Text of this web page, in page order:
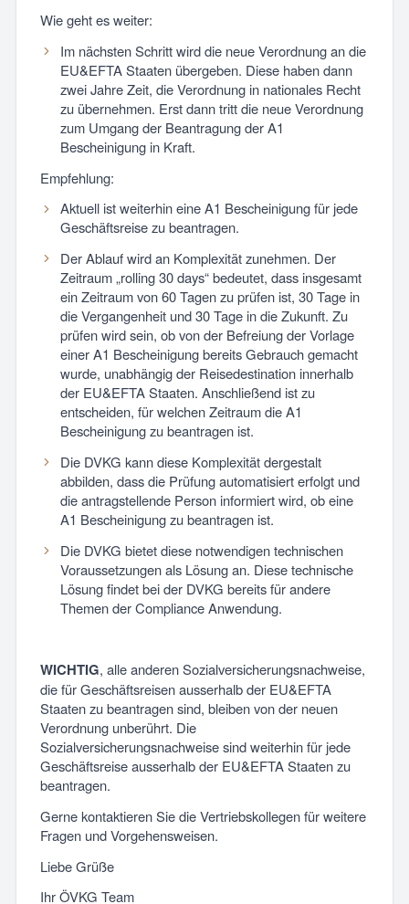
Wie geht es weiter:
Im nächsten Schritt wird die neue Verordnung an die
EU&EFTA Staaten übergeben. Diese haben dann
zwei Jahre Zeit, die Verordnung in nationales Recht
zu übernehmen. Erst dann tritt die neue Verordnung
zum Umgang der Beantragung der A1
Bescheinigung in Kraft.
Empfehlung:
Aktuell ist weiterhin eine A1 Bescheinigung für jede
Geschäftsreise zu beantragen.
Der Ablauf wird an Komplexität zunehmen. Der
Zeitraum „rolling 30 days“ bedeutet, dass insgesamt
ein Zeitraum von 60 Tagen zu prüfen ist, 30 Tage in
die Vergangenheit und 30 Tage in die Zukunft. Zu
prüfen wird sein, ob von der Befreiung der Vorlage
einer A1 Bescheinigung bereits Gebrauch gemacht
wurde, unabhängig der Reisedestination innerhalb
der EU&EFTA Staaten. Anschließend ist zu
entscheiden, für welchen Zeitraum die A1
Bescheinigung zu beantragen ist.
Die DVKG kann diese Komplexität dergestalt
abbilden, dass die Prüfung automatisiert erfolgt und
die antragstellende Person informiert wird, ob eine
A1 Bescheinigung zu beantragen ist.
Die DVKG bietet diese notwendigen technischen
Voraussetzungen als Lösung an. Diese technische
Lösung findet bei der DVKG bereits für andere
Themen der Compliance Anwendung.
WICHTIG, alle anderen Sozialversicherungsnachweise,
die für Geschäftsreisen ausserhalb der EU&EFTA
Staaten zu beantragen sind, bleiben von der neuen
Verordnung unberührt. Die
Sozialversicherungsnachweise sind weiterhin für jede
Geschäftsreise ausserhalb der EU&EFTA Staaten zu
beantragen.
Gerne kontaktieren Sie die Vertriebskollegen für weitere
Fragen und Vorgehensweisen.
Liebe Grüße
Ihr ÖVKG Team